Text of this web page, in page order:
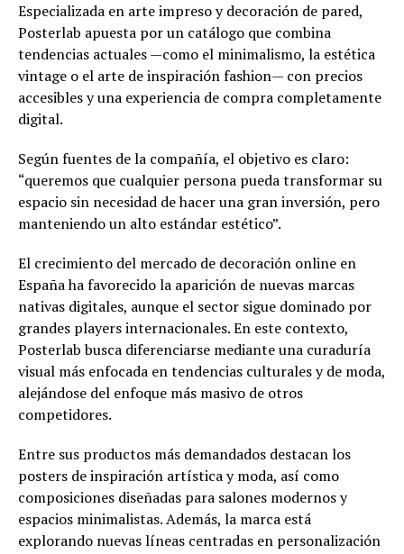
Especializada en arte impreso y decoración de pared,
Posterlab apuesta por un catálogo que combina
tendencias actuales —como el minimalismo, la estética
vintage o el arte de inspiración fashion— con precios
accesibles y una experiencia de compra completamente
digital.
Según fuentes de la compañía, el objetivo es claro:
“queremos que cualquier persona pueda transformar su
espacio sin necesidad de hacer una gran inversión, pero
manteniendo un alto estándar estético”.
El crecimiento del mercado de decoración online en
España ha favorecido la aparición de nuevas marcas
nativas digitales, aunque el sector sigue dominado por
grandes players internacionales. En este contexto,
Posterlab busca diferenciarse mediante una curaduría
visual más enfocada en tendencias culturales y de moda,
alejándose del enfoque más masivo de otros
competidores.
Entre sus productos más demandados destacan los
posters de inspiración artística y moda, así como
composiciones diseñadas para salones modernos y
espacios minimalistas. Además, la marca está
explorando nuevas líneas centradas en personalización